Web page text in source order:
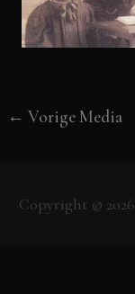
← Vorige Media
Copyright © 2026